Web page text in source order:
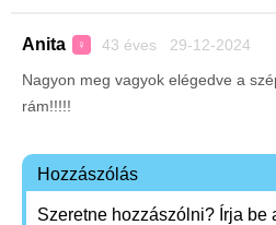
Anita ♀ 43 éves 29-12-2024
Nagyon meg vagyok elégedve a
rám!!!!!
Hozzászólás
Szeretne hozzászólni? Írja be